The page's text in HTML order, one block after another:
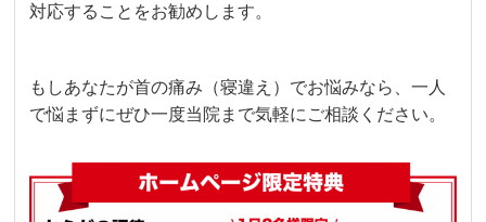
対応することをお勧めします。
もしあなたが首の痛み（寝違え）でお悩みなら、一人
で悩まずにぜひ一度当院まで気軽にご相談ください。